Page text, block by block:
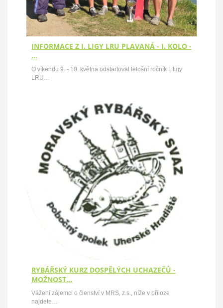
INFORMACE Z I. LIGY LRU PLAVANÁ - I. KOLO -
…
O víkendu 9. - 10. května odstartoval letošní ročník I. ligy
LRU…
RYBÁŘSKÝ KURZ DOSPĚLÝCH UCHAZEČŮ -
MOŽNOST…
Vážení zájemci o členství v MRS, z.s., níže v příloze
najdete…